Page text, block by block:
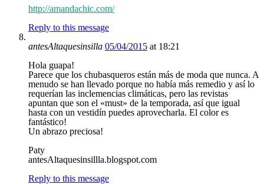
http://amandachic.com/
Reply to this message
antesAltaquesinsilla 05/04/2015 at 18:21
Hola guapa!
Parece que los chubasqueros están más de moda que nunca. A
menudo se han llevado porque no había más remedio y así lo
requerían las inclemencias climáticas, pero las revistas
apuntan que son el «must» de la temporada, así que igual
hasta con un vestidín puedes aprovecharla. El color es
fantástico!
Un abrazo preciosa!
Paty
antesAltaquesinsillla.blogspot.com
Reply to this message